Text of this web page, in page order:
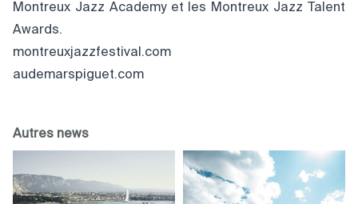
Montreux Jazz Academy et les Montreux Jazz Talent
Awards.
montreuxjazzfestival.com
audemarspiguet.com
Autres news